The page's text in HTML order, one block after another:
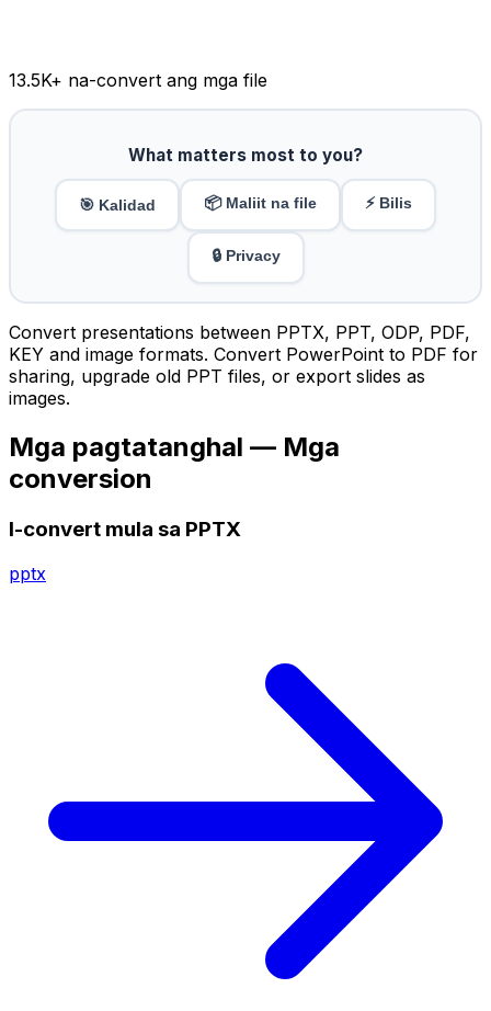
13.5K+ na-convert ang mga file
What matters most to you?
🎯 Kalidad 📦 Maliit na file ⚡ Bilis
🔒 Privacy
Convert presentations between PPTX, PPT, ODP, PDF,
KEY and image formats. Convert PowerPoint to PDF for
sharing, upgrade old PPT files, or export slides as
images.
Mga pagtatanghal — Mga
conversion
I-convert mula sa PPTX
pptx